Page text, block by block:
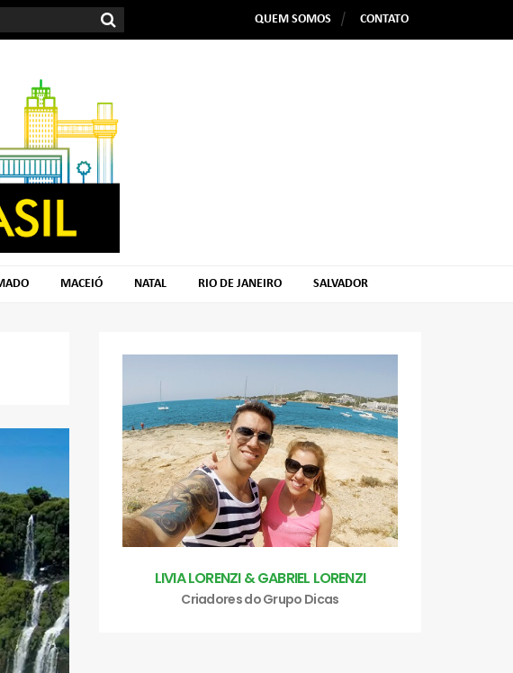
QUEM SOMOS CONTATO
MACEIÓ NATAL RIO DE JANEIRO SALVADOR
LIVIA LORENZI & GABRIEL LORENZI
Criadores do Grupo Dicas